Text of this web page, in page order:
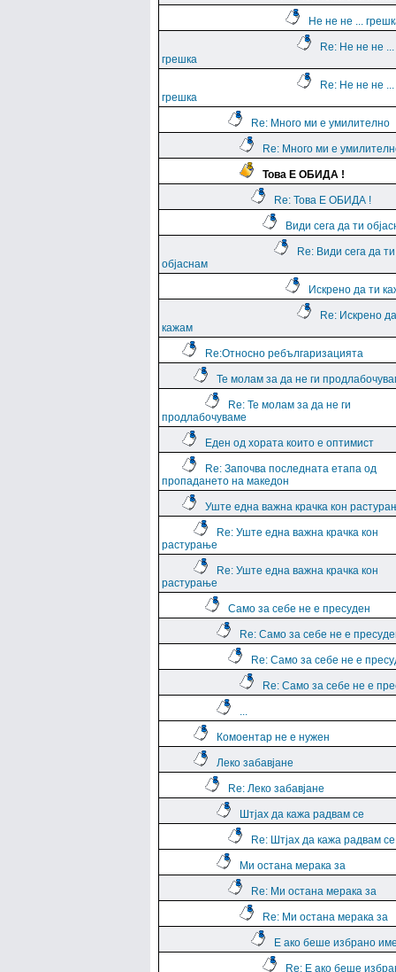
Не не не ...
Re: Не не не ...
грешка
Re: Не не не ...
грешка
Re: Много ми е умилително
Re: Много ми е
Това Е ОБИДА !
Re: Това Е ОБИДА !
Види сега да ти
Re: Види сега да ти
објаснам
Искрено да ти
Re: Искрено
кажам
Re:Относно ребългаризацията
Те молам за да не ги
Re: Те молам за да не ги
продлабочуваме
Еден од хората които е оптимист
Re: Започва последната етапа од
пропадането на македон
Уште една важна крачка кон
Re: Уште една важна крачка кон
растурање
Re: Уште една важна крачка кон
растурање
Само за себе не е пресуден
Re: Само за себе не е
Re: Само за себе не е
Re: Само за себе не е
...
Комоентар не е нужен
Леко забавјане
Re: Леко забавјане
Штјах да кажа радвам се
Re: Штјах да кажа радвам се
Ми остана мерака за
Re: Ми остана мерака за
Re: Ми остана мерака за
Е ако беше избрано
Re: Е ако беше